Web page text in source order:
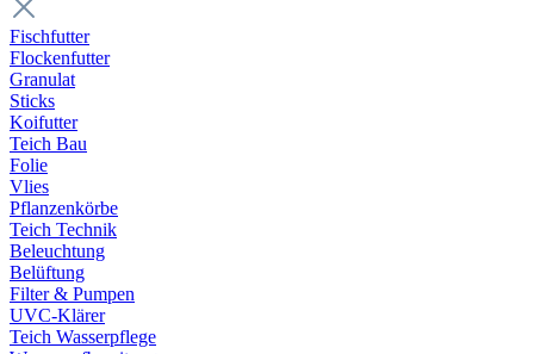
Fischfutter
Flockenfutter
Granulat
Sticks
Koifutter
Teich Bau
Folie
Vlies
Pflanzenkörbe
Teich Technik
Beleuchtung
Belüftung
Filter & Pumpen
UVC-Klärer
Teich Wasserpflege